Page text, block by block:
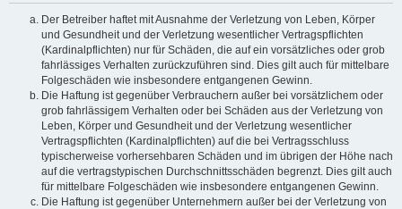
Der Betreiber haftet mit Ausnahme der Verletzung von Leben, Körper
und Gesundheit und der Verletzung wesentlicher Vertragspflichten
(Kardinalpflichten) nur für Schäden, die auf ein vorsätzliches oder grob
fahrlässiges Verhalten zurückzuführen sind. Dies gilt auch für mittelbare
Folgeschäden wie insbesondere entgangenen Gewinn.
Die Haftung ist gegenüber Verbrauchern außer bei vorsätzlichem oder
grob fahrlässigem Verhalten oder bei Schäden aus der Verletzung von
Leben, Körper und Gesundheit und der Verletzung wesentlicher
Vertragspflichten (Kardinalpflichten) auf die bei Vertragsschluss
typischerweise vorhersehbaren Schäden und im übrigen der Höhe nach
auf die vertragstypischen Durchschnittsschäden begrenzt. Dies gilt auch
für mittelbare Folgeschäden wie insbesondere entgangenen Gewinn.
Die Haftung ist gegenüber Unternehmern außer bei der Verletzung von